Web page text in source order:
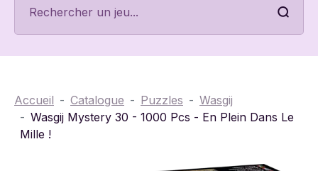
Accueil Catalogue Puzzles
Wasgij
Wasgij Mystery 30 - 1000 Pcs - En Plein Dans Le
Mille !